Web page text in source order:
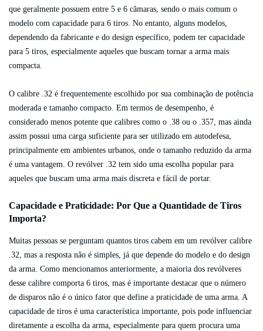
que geralmente possuem entre 5 e 6 câmaras, sendo o mais comum o
modelo com capacidade para 6 tiros. No entanto, alguns modelos,
dependendo da fabricante e do design específico, podem ter capacidade
para 5 tiros, especialmente aqueles que buscam tornar a arma mais
compacta.
O calibre .32 é frequentemente escolhido por sua combinação de potência
moderada e tamanho compacto. Em termos de desempenho, é
considerado menos potente que calibres como o .38 ou o .357, mas ainda
assim possui uma carga suficiente para ser utilizado em autodefesa,
principalmente em ambientes urbanos, onde o tamanho reduzido da arma
é uma vantagem. O revólver .32 tem sido uma escolha popular para
aqueles que buscam uma arma mais discreta e fácil de portar.
Capacidade e Praticidade: Por Que a Quantidade de Tiros
Importa?
Muitas pessoas se perguntam quantos tiros cabem em um revólver calibre
.32, mas a resposta não é simples, já que depende do modelo e do design
da arma. Como mencionamos anteriormente, a maioria dos revólveres
desse calibre comporta 6 tiros, mas é importante destacar que o número
de disparos não é o único fator que define a praticidade de uma arma. A
capacidade de tiros é uma característica importante, pois pode influenciar
diretamente a escolha da arma, especialmente para quem procura uma